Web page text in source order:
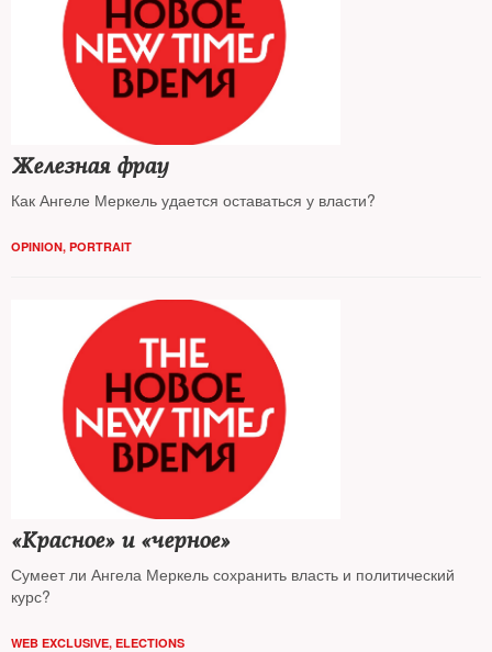
Железная фрау
Как Ангеле Меркель удается оставаться у власти?
OPINION, PORTRAIT
«Красное» и «черное»
Сумеет ли Ангела Меркель сохранить власть и политический
курс?
WEB EXCLUSIVE, ELECTIONS